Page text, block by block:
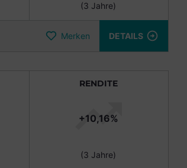
(3 Jahre)
Merken DETAILS
RENDITE
+10,16%
(3 Jahre)